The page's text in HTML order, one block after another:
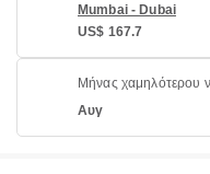
Mumbai - Dubai
US$ 167.7
Μήνας χαμηλότερου
Αυγ